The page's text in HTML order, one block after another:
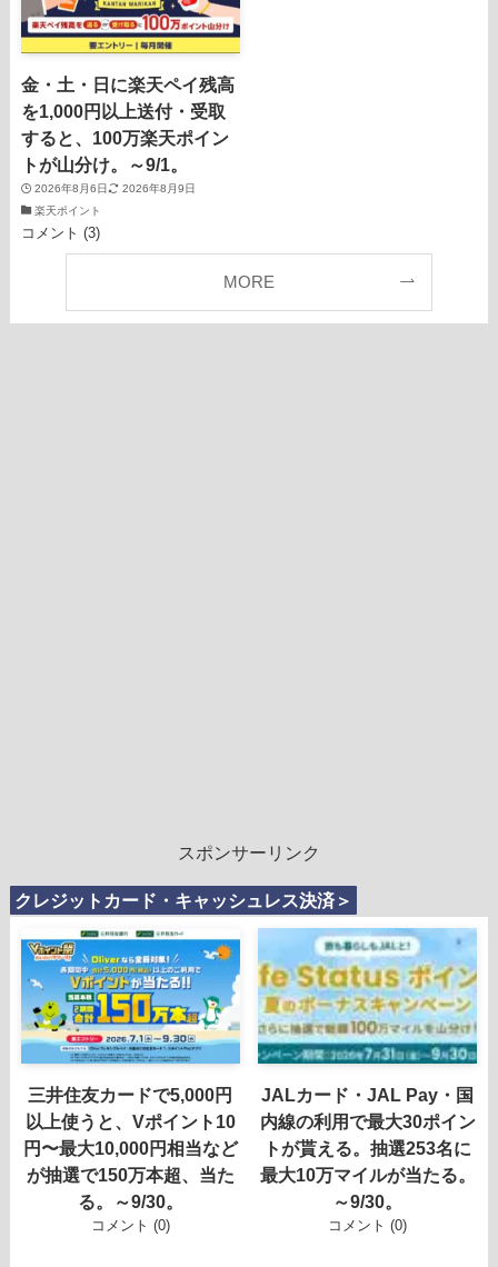
金・土・日に楽天ペイ残高
を1,000円以上送付・受取
すると、100万楽天ポイン
トが山分け。～9/1。
2026年8月6日
2026年8月9日
楽天ポイント
コメント (3)
MORE
スポンサーリンク
クレジットカード・キャッシュレス決済＞
三井住友カードで5,000円
以上使うと、Vポイント10
円〜最大10,000円相当など
が抽選で150万本超、当た
る。～9/30。
コメント (0)
JALカード・JAL Pay・国
内線の利用で最大30ポイン
トが貰える。抽選253名に
最大10万マイルが当たる。
～9/30。
コメント (0)